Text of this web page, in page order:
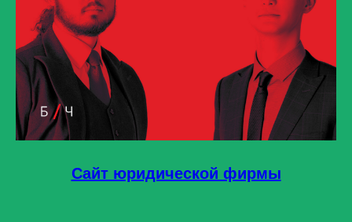
Сайт юридической фирмы